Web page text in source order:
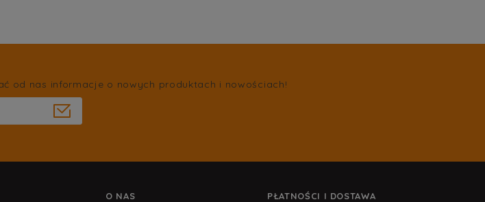
od nas informacje o nowych produktach i nowościach!
O NAS PŁATNOŚCI I DOSTAWA